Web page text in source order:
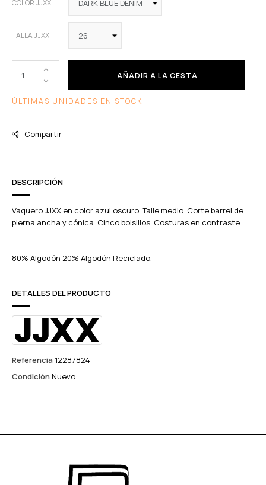
COLOR JJXX
TALLA JJXX
AÑADIR A LA CESTA
ÚLTIMAS UNIDADES EN STOCK
Compartir
DESCRIPCIÓN
Vaquero JJXX en color azul oscuro. Talle medio. Corte barrel de
pierna ancha y cónica. Cinco bolsillos. Costuras en contraste.
80% Algodón 20% Algodón Reciclado.
DETALLES DEL PRODUCTO
Referencia 12287824
CondiciónNuevo